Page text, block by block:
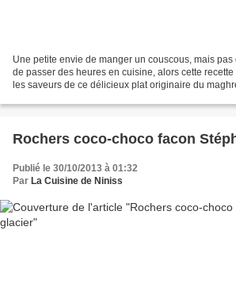
Une petite envie de manger un couscous, mais
de passer des heures en cuisine, alors cette
les saveurs de ce délicieux plat originaire du
Rochers coco-choco facon
Publié le 30/10/2013 à 01:32
Par La Cuisine de Niniss